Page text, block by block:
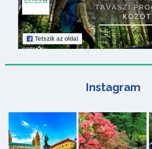
Tetszik az oldal
Instagram